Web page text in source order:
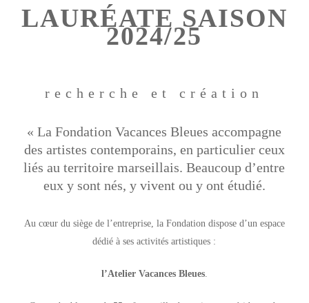
LAURÉATE SAISON
2024/25
recherche et création
« La Fondation Vacances Bleues accompagne
des artistes contemporains, en particulier ceux
liés au territoire marseillais. Beaucoup d’entre
eux y sont nés, y vivent ou y ont étudié.
Au cœur du siège de l’entreprise, la Fondation dispose d’un espace
dédié à ses activités artistiques :
l’Atelier Vacances Bleues.